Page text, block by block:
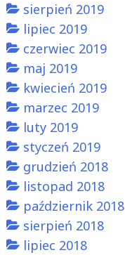
sierpień 2019
lipiec 2019
czerwiec 2019
maj 2019
kwiecień 2019
marzec 2019
luty 2019
styczeń 2019
grudzień 2018
listopad 2018
październik 2018
sierpień 2018
lipiec 2018